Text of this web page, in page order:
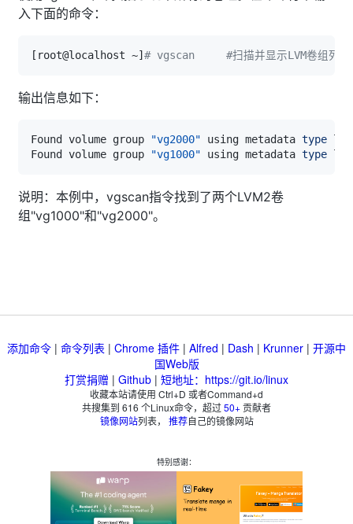
入下面的命令：
[ root@localhost ~] # vgscan     #扫描并显示LVM卷组列表
输出信息如下：
Found volume group "vg2000" using metadata type
Found volume group
"vg1000" using metadata type
说明：本例中，vgscan指令找到了两个LVM2卷
组"vg1000"和"vg2000"。
添加命令 | 命令列表 | Chrome 插件 | Alfred | Dash | Krunner | 开源中
国Web版
打赏捐赠 | Github | 短地址：https://git.io/linux
收藏本站请使用 Ctrl+D 或者Command+d
共搜集到 616 个Linux命令，超过50+贡献者
镜像网站列表， 推荐自己的镜像网站
特别感谢：